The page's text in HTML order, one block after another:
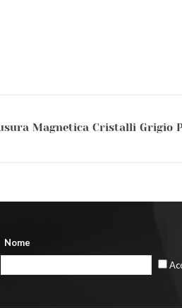
Magnetica Cristalli Grigio
Nome